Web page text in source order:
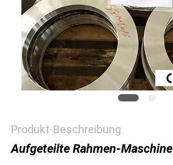
Produkt-Beschreibung
Aufgeteilte Rahmen-Maschine